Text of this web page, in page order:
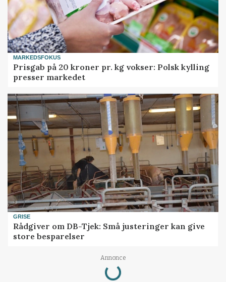
MARKEDSFOKUS
Prisgab på 20 kroner pr. kg vokser: Polsk kylling
presser markedet
GRISE
Rådgiver om DB-Tjek: Små justeringer kan give
store besparelser
Annonce
Loading...